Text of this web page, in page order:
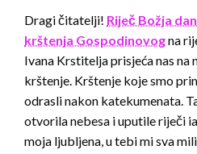
Dragi čitatelji! Riječ Božja
krštenja Gospodinovogna
Ivana Krstitelja prisjeća nas na
krštenje. Krštenje koje smo
odrasli nakon katekumenata.
otvorila nebesa i uputile riječi
moja ljubljena, u tebi mi sva